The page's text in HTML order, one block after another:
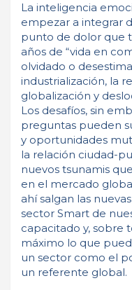
La inteligencia
empezar a integrar
punto de dolor que
años de “vida en
olvidado o
industrialización, la
globalización y
Los desafíos, sin
preguntas pueden
y oportunidades
la relación ciudad-
nuevos tsunamis
en el mercado
ahí salgan las
sector Smart de
capacitado y, sobre
máximo lo que
un sector como el
un referente global.